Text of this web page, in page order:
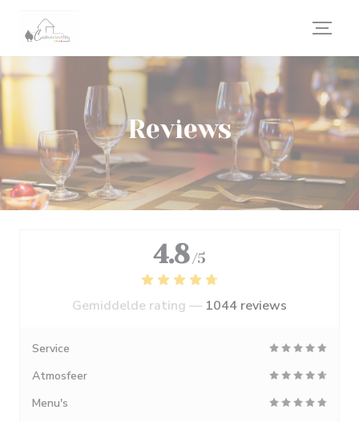
Reviews
4.8 /5
Gemiddelde rating — 1044 reviews
Service
Atmosfeer
Menu's